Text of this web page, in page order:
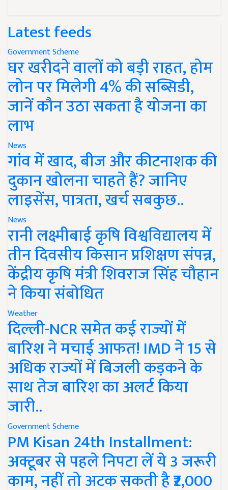
Latest feeds
Government Scheme
घर खरीदने वालों को बड़ी राहत, होम
लोन पर मिलेगी 4% की सब्सिडी,
जानें कौन उठा सकता है योजना का
लाभ
News
गांव में खाद, बीज और कीटनाशक की
दुकान खोलना चाहते हैं? जानिए
लाइसेंस, पात्रता, खर्च सबकुछ..
News
रानी लक्ष्मीबाई कृषि विश्वविद्यालय में
तीन दिवसीय किसान प्रशिक्षण संपन्न,
केंद्रीय कृषि मंत्री शिवराज सिंह चौहान
ने किया संबोधित
Weather
दिल्ली-NCR समेत कई राज्यों में
बारिश ने मचाई आफत! IMD ने 15 से
अधिक राज्यों में बिजली कड़कने के
साथ तेज बारिश का अलर्ट किया
जारी..
Government Scheme
PM Kisan 24th Installment:
अक्टूबर से पहले निपटा लें ये 3 जरूरी
काम, नहीं तो अटक सकती है ₹2,000